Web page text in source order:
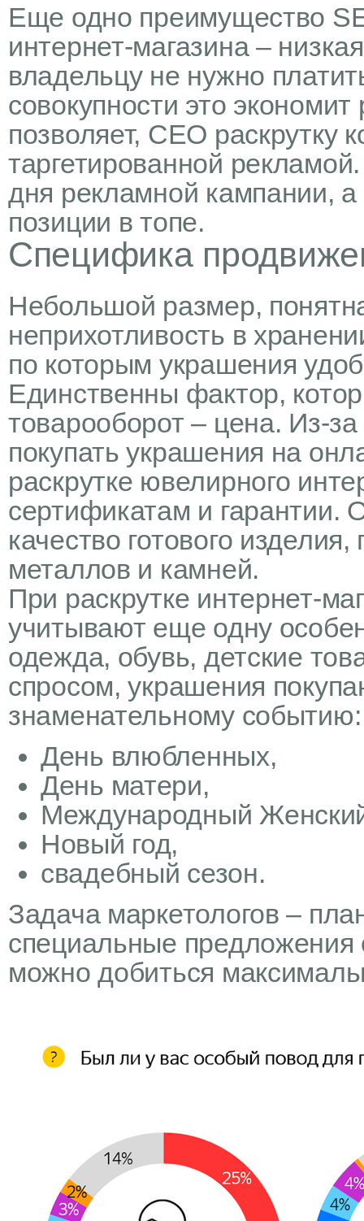
Еще одно преимущество
интернет-магазина –
владельцу не нужно
совокупности это
позволяет, СЕО раскрутку
таргетированной
дня рекламной кампании,
позиции в топе.
Специфика
Небольшой размер,
неприхотливость в
по которым украшения
Единственны фактор,
товарооборот – цена. Из-
покупать украшения на
раскрутке ювелирного
сертификатам и гарантии.
качество готового
металлов и камней.
При раскрутке интернет-
учитывают еще одну
одежда, обувь, детские
спросом, украшения
знаменательному событию:
День влюбленных,
День матери,
Международный
Новый год,
свадебный сезон.
Задача маркетологов –
специальные предложения
можно добиться